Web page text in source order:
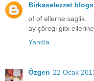
Birkaselezzet
of of ellerne saglik.
ay çöregi gibi ellerine
Yanıtla
Özgen 22 Ocak